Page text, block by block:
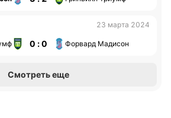
23 марта 2024
0 : 0 Форвард Мадисон
Смотреть еще